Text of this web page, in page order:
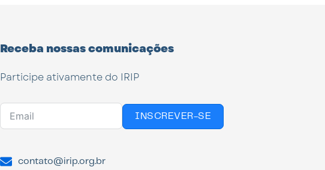
Receba nossas comunicações
Participe ativamente do IRIP
INSCREVER-SE
contato@irip.org.br